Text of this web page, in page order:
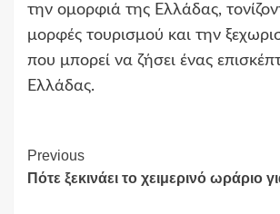
την ομορφιά της Ελλάδας,
μορφές τουρισμού και την
που μπορεί να ζήσει ένας
Ελλάδας.
Continue
Reading
Previous
Πότε ξεκινάει το χειμερινό ωράριο